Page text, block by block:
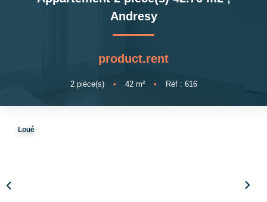
CONSEILS
Estimation
Andresy
product.rent
2pièce(s) • 42m² • Réf : 616
Loué